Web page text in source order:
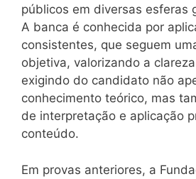
públicos em diversas esferas
A banca é conhecida por
consistentes, que seguem
objetiva, valorizando a
exigindo do candidato não
conhecimento teórico, mas
de interpretação e aplicação
conteúdo.
Em provas anteriores, a